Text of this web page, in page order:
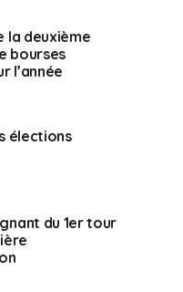
la deuxième
bourses
l’année
élections
du 1er tour